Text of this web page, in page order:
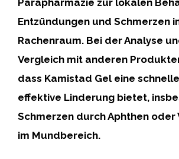
Parapharmazie zur lokalen
Entzündungen und Schmerzen
Rachenraum. Bei der Analyse
Vergleich mit anderen
dass Kamistad Gel eine
effektive Linderung bietet,
Schmerzen durch Aphthen oder
im Mundbereich.